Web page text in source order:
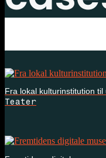
Fra lokal kulturinstitution
Teater